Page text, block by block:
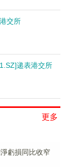
交所
递表港交所
更多
虧損同比收窄